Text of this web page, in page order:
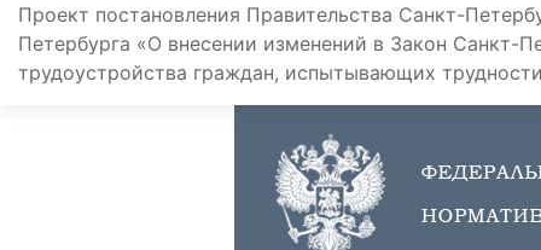
Проект постановления Правительства Санкт-
Петербурга «О внесении изменений в Закон Санкт-
трудоустройства граждан, испытывающих